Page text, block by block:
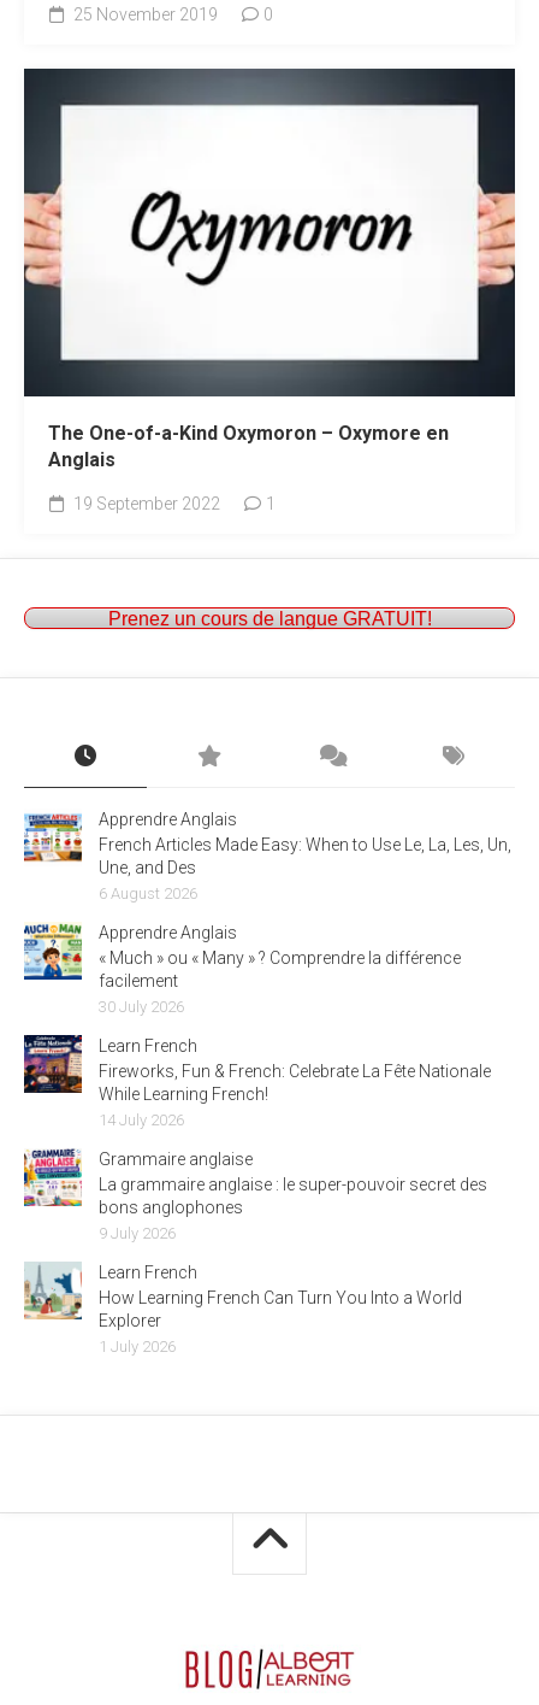
25 November 2019 0
The One-of-a-Kind Oxymoron – Oxymore en
Anglais
19 September 2022 1
Prenez un cours de langue GRATUIT!
Apprendre Anglais
French Articles Made Easy: When to Use Le, La, Les, Un,
Une, and Des
6 August 2026
Apprendre Anglais
« Much » ou « Many » ? Comprendre la différence
facilement
30 July 2026
Learn French
Fireworks, Fun & French: Celebrate La Fête Nationale
While Learning French!
14 July 2026
Grammaire anglaise
La grammaire anglaise : le super-pouvoir secret des
bons anglophones
9 July 2026
Learn French
How Learning French Can Turn You Into a World
Explorer
1 July 2026